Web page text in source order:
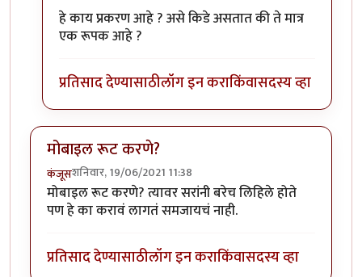
हे काय प्रकरण आहे ? असे किडे असतात की ते मात्र
एक रूपक आहे ?
प्रतिसाद देण्यासाठीलॉग इन कराकिंवासदस्य व्हा
मोबाइल रूट करणे?
कंजूसशनिवार, 19/06/2021 11:38
मोबाइल रूट करणे? त्यावर सरांनी बरेच लिहिले होते
पण हे का करावं लागतं समजायचं नाही.
प्रतिसाद देण्यासाठीलॉग इन कराकिंवासदस्य व्हा